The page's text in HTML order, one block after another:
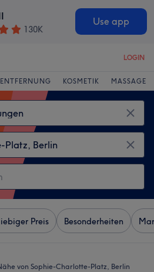
130K
Use app
LOGIN
KOSMETIK MASSAGE
Preis Besonderheiten
von Sophie-Charlotte-Platz, Berlin